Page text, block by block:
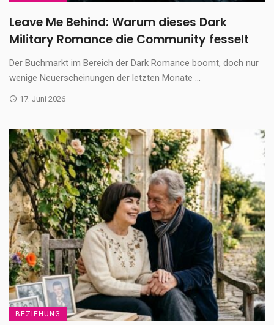
Leave Me Behind: Warum dieses Dark
Military Romance die Community fesselt
Der Buchmarkt im Bereich der Dark Romance boomt, doch nur
wenige Neuerscheinungen der letzten Monate ...
17. Juni 2026
BEZIEHUNG